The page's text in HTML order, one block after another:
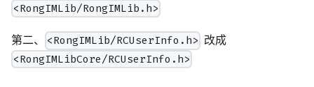
<RongIMLib/RongIMLib.h>
第二、 <RongIMLib/RCUserInfo.h> 改成
<RongIMLibCore/RCUserInfo.h>